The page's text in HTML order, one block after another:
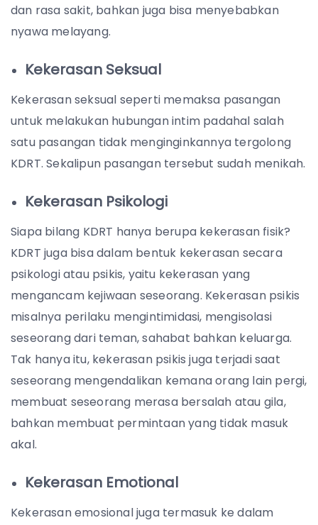
dan rasa sakit, bahkan juga bisa menyebabkan
nyawa melayang.
Kekerasan Seksual
Kekerasan seksual seperti memaksa pasangan
untuk melakukan hubungan intim padahal salah
satu pasangan tidak menginginkannya tergolong
KDRT. Sekalipun pasangan tersebut sudah menikah.
Kekerasan Psikologi
Siapa bilang KDRT hanya berupa kekerasan fisik?
KDRT juga bisa dalam bentuk kekerasan secara
psikologi atau psikis, yaitu kekerasan yang
mengancam kejiwaan seseorang. Kekerasan psikis
misalnya perilaku mengintimidasi, mengisolasi
seseorang dari teman, sahabat bahkan keluarga.
Tak hanya itu, kekerasan psikis juga terjadi saat
seseorang mengendalikan kemana orang lain pergi,
membuat seseorang merasa bersalah atau gila,
bahkan membuat permintaan yang tidak masuk
akal.
Kekerasan Emotional
Kekerasan emosional juga termasuk ke dalam